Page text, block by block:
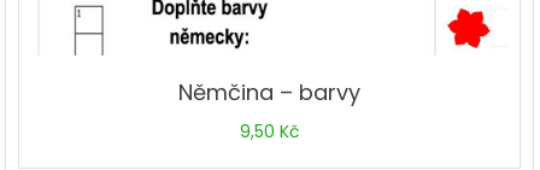
Němčina – barvy
9,50 Kč